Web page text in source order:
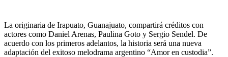
La originaria de Irapuato, Guanajuato, compartirá créditos con
actores como Daniel Arenas, Paulina Goto y Sergio Sendel. De
acuerdo con los primeros adelantos, la historia será una nueva
adaptación del exitoso melodrama argentino “Amor en custodia”.